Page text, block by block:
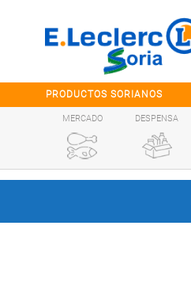
PRODUCTOS SORIANOS
MERCADO DESPENSA